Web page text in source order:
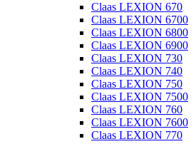
Claas LEXION 670
Claas LEXION 6700
Claas LEXION 6800
Claas LEXION 6900
Claas LEXION 730
Claas LEXION 740
Claas LEXION 750
Claas LEXION 7500
Claas LEXION 760
Claas LEXION 7600
Claas LEXION 770